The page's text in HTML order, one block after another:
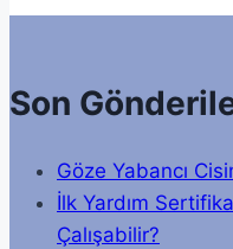
Son
Göze Yabancı
İlk Yardım
Çalışabilir?